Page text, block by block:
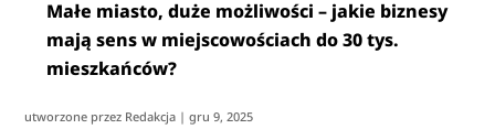
Małe miasto, duże możliwości – jakie biznesy
mają sens w miejscowościach do 30 tys.
mieszkańców?
utworzone przez Redakcja |gru 9, 2025